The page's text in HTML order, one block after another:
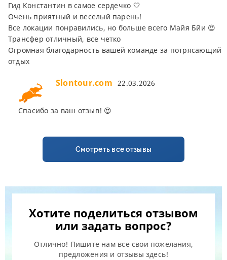
Гид Константин в самое сердечко 🤍
Очень приятный и веселый парень!
Все локации понравились, но больше всего Майя Бйи 😍
Трансфер отличный, все четко
Огромная благодарность вашей команде за потрясающий
отдых
Slontour.com 22.03.2026
Спасибо за ваш отзыв! 😍
Смотреть все отзывы
Хотите поделиться отзывом
или задать вопрос?
Отлично! Пишите нам все свои пожелания,
предложения и отзывы здесь!